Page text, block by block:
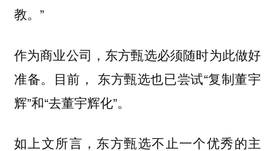
教。”
作为商业公司，东方甄选必须随时为此做好
准备。
目前， 东方甄选也已尝试“复制董宇
辉”和“去董宇辉化”。
如上文所言，东方甄选不止一个优秀的主